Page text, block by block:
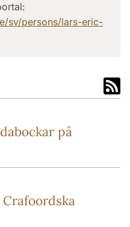
sv/persons/lars-eric-
på